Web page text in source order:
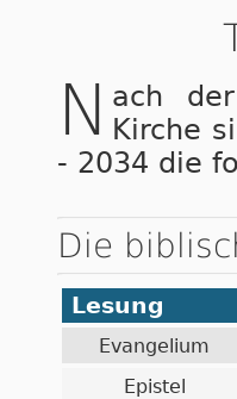
N ach
Kirche
- 2034 die
Die
Lesung
Evangelium
Epistel